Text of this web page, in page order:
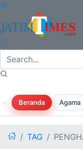
‹ Beranda Agama
TAG